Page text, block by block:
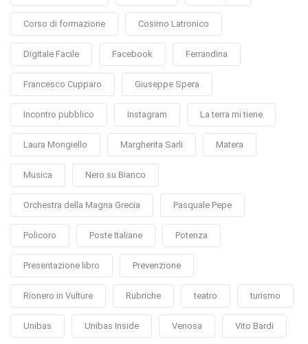
Corso di formazione Cosimo Latronico
Digitale Facile Facebook Ferrandina
Francesco Cupparo Giuseppe Spera
Incontro pubblico Instagram La terra mi tiene
Laura Mongiello Margherita Sarli Matera
Musica Nero su Bianco
Orchestra della Magna Grecia Pasquale Pepe
Policoro Poste Italiane Potenza
Presentazione libro Prevenzione
Rionero in Vulture Rubriche teatro turismo
Unibas Unibas Inside Venosa Vito Bardi